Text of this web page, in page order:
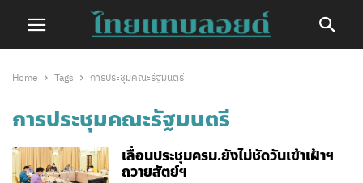
Home Tags การประชุมคณะรัฐมนตรี
การประชุมคณะรัฐมนตรี
เลื่อนประชุมครม.ยังไม่ชัดวันเข้าเฝ้าฯ
ถวายสัตย์ฯ